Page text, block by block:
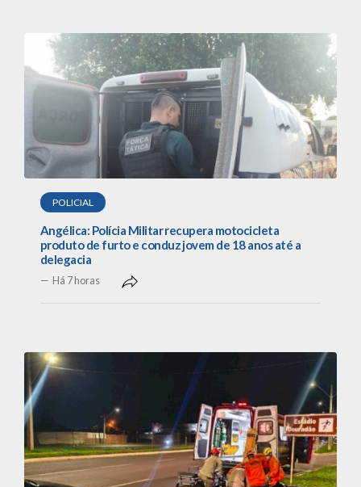
POLICIAL
Angélica: Polícia Militar recupera motocicleta
produto de furto e conduz jovem de 18 anos até a
delegacia
Há 7 horas